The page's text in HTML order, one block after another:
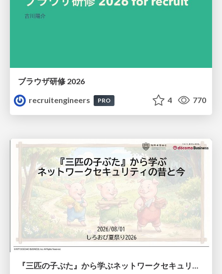
ブラウザ研修 2026
recruitengineers
PRO 4 770
『三匹の子ぶた』から学ぶネットワークセキュリティの昔と今 / Network Security: Then and Now Through the Lens of The Three Little Pigs